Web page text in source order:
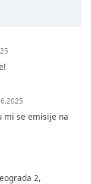
mi se emisije na
2,